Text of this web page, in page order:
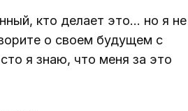
кто делает это… но я не
о своем будущем с
я знаю, что меня за это